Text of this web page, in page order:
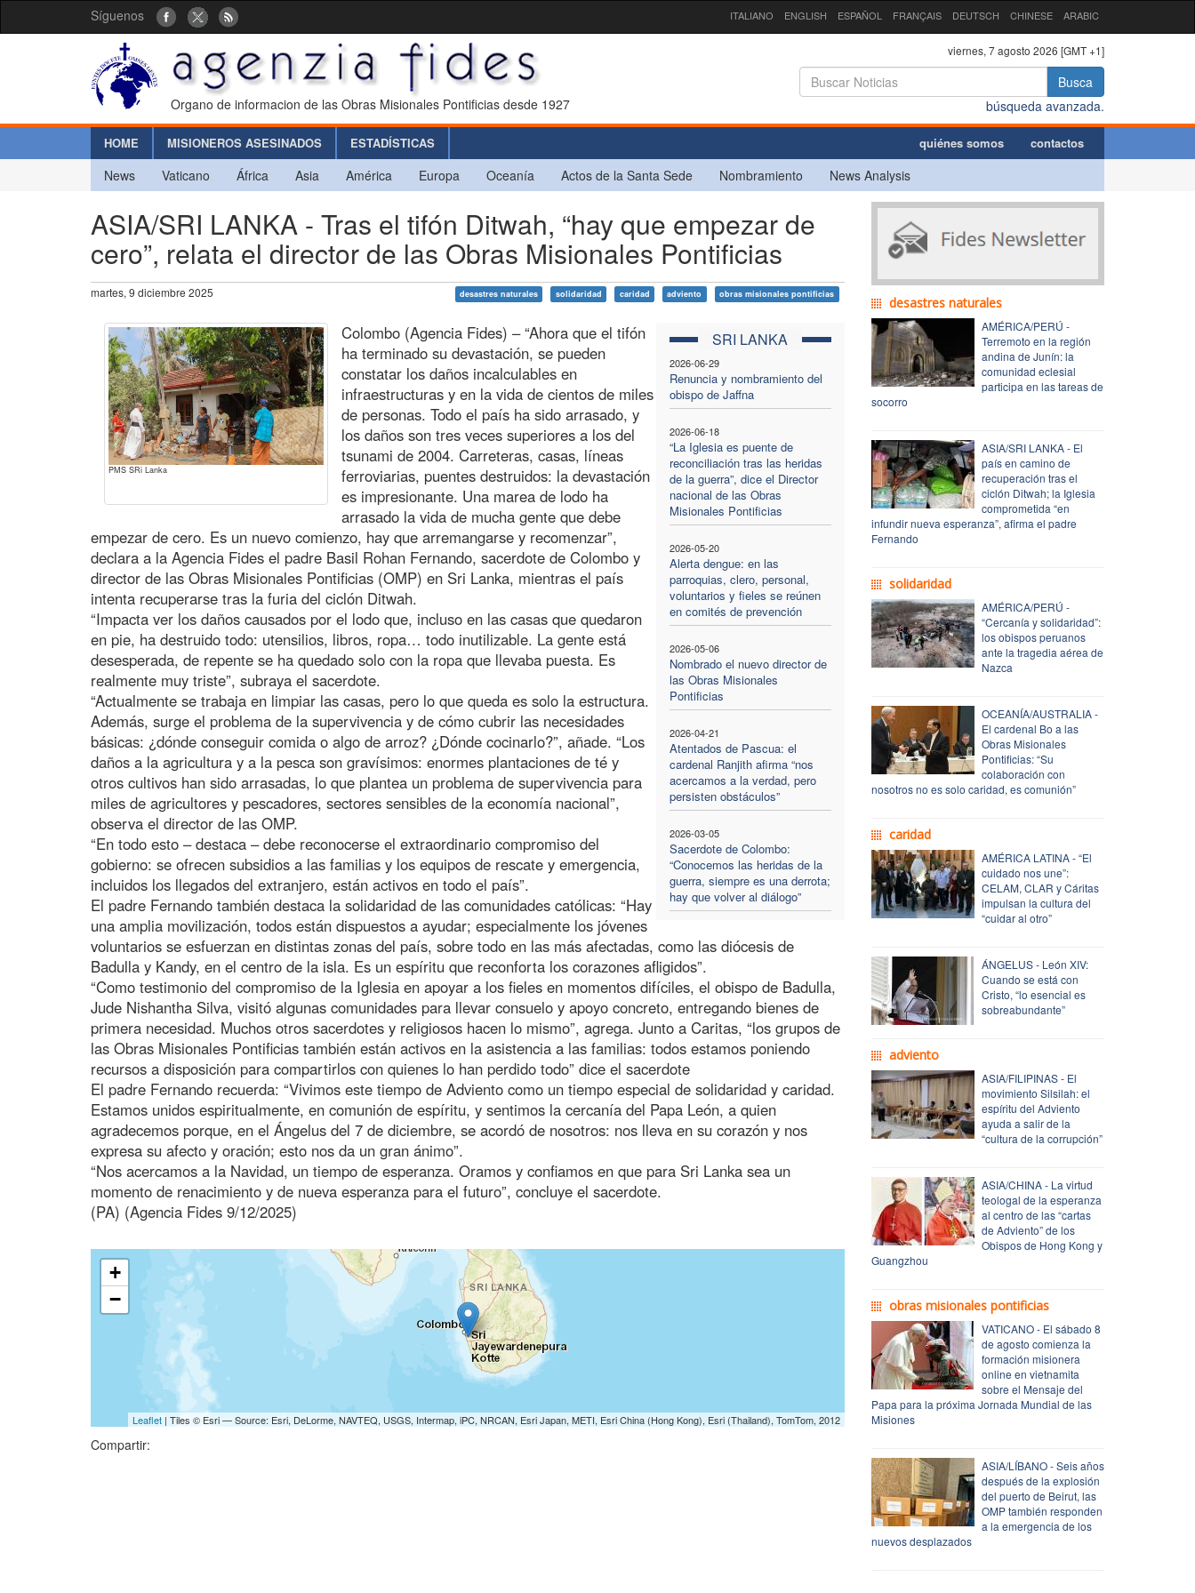
Síguenos ITALIANO ENGLISH ESPAÑOL FRANÇAIS DEUTSCH CHINESE ARABIC
Organo de informacion de las Obras Misionales Pontificias desde 1927
viernes, 7 agosto 2026 [GMT +1]
Busca
búsqueda avanzada.
HOME MISIONEROS ASESINADOS ESTADÍSTICAS quiénes somos contactos
News Vaticano África Asia América Europa Oceanía Actos de la Santa Sede Nombramiento News Analysis
ASIA/SRI LANKA - Tras el tifón Ditwah, “hay que empezar de
cero”, relata el director de las Obras Misionales Pontificias
martes, 9 diciembre 2025 desastres naturales solidaridad caridad adviento obras misionales pontificias
PMS SRi Lanka
SRI LANKA
2026-06-29
Renuncia y nombramiento del
obispo de Jaffna
2026-06-18
“La Iglesia es puente de
reconciliación tras las heridas
de la guerra”, dice el Director
nacional de las Obras
Misionales Pontificias
2026-05-20
Alerta dengue: en las
parroquias, clero, personal,
voluntarios y fieles se reúnen
en comités de prevención
2026-05-06
Nombrado el nuevo director de
las Obras Misionales
Pontificias
2026-04-21
Atentados de Pascua: el
cardenal Ranjith afirma “nos
acercamos a la verdad, pero
persisten obstáculos”
2026-03-05
Sacerdote de Colombo:
“Conocemos las heridas de la
guerra, siempre es una derrota;
hay que volver al diálogo”
Colombo (Agencia Fides) – “Ahora que el tifón
ha terminado su devastación, se pueden
constatar los daños incalculables en
infraestructuras y en la vida de cientos de miles
de personas. Todo el país ha sido arrasado, y
los daños son tres veces superiores a los del
tsunami de 2004. Carreteras, casas, líneas
ferroviarias, puentes destruidos: la devastación
es impresionante. Una marea de lodo ha
arrasado la vida de mucha gente que debe
empezar de cero. Es un nuevo comienzo, hay que arremangarse y recomenzar”,
declara a la Agencia Fides el padre Basil Rohan Fernando, sacerdote de Colombo y
director de las Obras Misionales Pontificias (OMP) en Sri Lanka, mientras el país
intenta recuperarse tras la furia del ciclón Ditwah.
“Impacta ver los daños causados por el lodo que, incluso en las casas que quedaron
en pie, ha destruido todo: utensilios, libros, ropa… todo inutilizable. La gente está
desesperada, de repente se ha quedado solo con la ropa que llevaba puesta. Es
realmente muy triste”, subraya el sacerdote.
“Actualmente se trabaja en limpiar las casas, pero lo que queda es solo la estructura.
Además, surge el problema de la supervivencia y de cómo cubrir las necesidades
básicas: ¿dónde conseguir comida o algo de arroz? ¿Dónde cocinarlo?”, añade. “Los
daños a la agricultura y a la pesca son gravísimos: enormes plantaciones de té y
otros cultivos han sido arrasadas, lo que plantea un problema de supervivencia para
miles de agricultores y pescadores, sectores sensibles de la economía nacional”,
observa el director de las OMP.
“En todo esto – destaca – debe reconocerse el extraordinario compromiso del
gobierno: se ofrecen subsidios a las familias y los equipos de rescate y emergencia,
incluidos los llegados del extranjero, están activos en todo el país”.
El padre Fernando también destaca la solidaridad de las comunidades católicas: “Hay
una amplia movilización, todos están dispuestos a ayudar; especialmente los jóvenes
voluntarios se esfuerzan en distintas zonas del país, sobre todo en las más afectadas, como las diócesis de
Badulla y Kandy, en el centro de la isla. Es un espíritu que reconforta los corazones afligidos”.
“Como testimonio del compromiso de la Iglesia en apoyar a los fieles en momentos difíciles, el obispo de Badulla,
Jude Nishantha Silva, visitó algunas comunidades para llevar consuelo y apoyo concreto, entregando bienes de
primera necesidad. Muchos otros sacerdotes y religiosos hacen lo mismo”, agrega. Junto a Caritas, “los grupos de
las Obras Misionales Pontificias también están activos en la asistencia a las familias: todos estamos poniendo
recursos a disposición para compartirlos con quienes lo han perdido todo” dice el sacerdote
El padre Fernando recuerda: “Vivimos este tiempo de Adviento como un tiempo especial de solidaridad y caridad.
Estamos unidos espiritualmente, en comunión de espíritu, y sentimos la cercanía del Papa León, a quien
agradecemos porque, en el Ángelus del 7 de diciembre, se acordó de nosotros: nos lleva en su corazón y nos
expresa su afecto y oración; esto nos da un gran ánimo”.
“Nos acercamos a la Navidad, un tiempo de esperanza. Oramos y confiamos en que para Sri Lanka sea un
momento de renacimiento y de nueva esperanza para el futuro”, concluye el sacerdote.
(PA) (Agencia Fides 9/12/2025)
+
−
Leaflet| Tiles © Esri — Source: Esri, DeLorme, NAVTEQ, USGS, Intermap, iPC, NRCAN, Esri Japan, METI, Esri China (Hong Kong), Esri (Thailand), TomTom, 2012
Compartir:
desastres naturales
AMÉRICA/PERÚ -
Terremoto en la región
andina de Junín: la
comunidad eclesial
participa en las tareas de
socorro
ASIA/SRI LANKA - El
país en camino de
recuperación tras el
ciclón Ditwah; la Iglesia
comprometida “en
infundir nueva esperanza”, afirma el padre
Fernando
solidaridad
AMÉRICA/PERÚ -
“Cercanía y solidaridad”:
los obispos peruanos
ante la tragedia aérea de
Nazca
OCEANÍA/AUSTRALIA -
El cardenal Bo a las
Obras Misionales
Pontificias: “Su
colaboración con
nosotros no es solo caridad, es comunión”
caridad
AMÉRICA LATINA - “El
cuidado nos une”:
CELAM, CLAR y Cáritas
impulsan la cultura del
“cuidar al otro”
ÁNGELUS - León XIV:
Cuando se está con
Cristo, “lo esencial es
sobreabundante”
adviento
ASIA/FILIPINAS - El
movimiento Silsilah: el
espíritu del Adviento
ayuda a salir de la
“cultura de la corrupción”
ASIA/CHINA - La virtud
teologal de la esperanza
al centro de las “cartas
de Adviento” de los
Obispos de Hong Kong y
Guangzhou
obras misionales pontificias
VATICANO - El sábado 8
de agosto comienza la
formación misionera
online en vietnamita
sobre el Mensaje del
Papa para la próxima Jornada Mundial de las
Misiones
ASIA/LÍBANO - Seis años
después de la explosión
del puerto de Beirut, las
OMP también responden
a la emergencia de los
nuevos desplazados